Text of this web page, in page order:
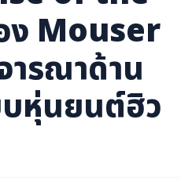
ง Mouser
ารณาด้าน
หุ่นยนต์ฮิว